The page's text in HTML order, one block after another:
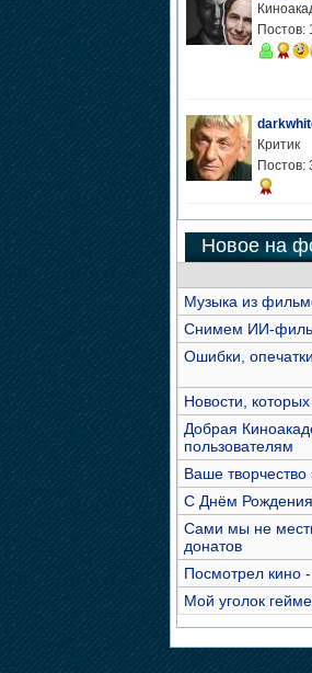
Постов:
Критик
Постов:
Новое на
Музыка из
Снимем ИИ-
Ошибки,
Новости,
Добрая
пользователям
Ваше
С Днём
Сами мы не
донатов
Посмотрел кино
Мой уголок